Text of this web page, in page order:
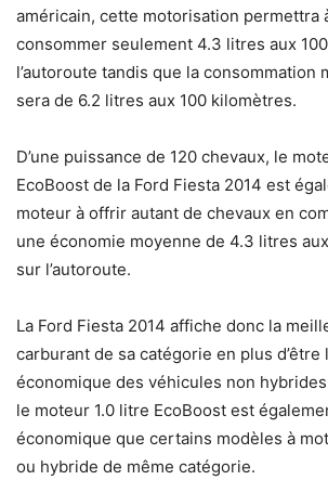
américain, cette motorisation permettra
consommer seulement 4.3 litres aux
l’autoroute tandis que la consommation
sera de 6.2 litres aux 100 kilomètres.
D’une puissance de 120 chevaux, le
EcoBoost de la Ford Fiesta 2014 est
moteur à offrir autant de chevaux en
une économie moyenne de 4.3 litres
sur l’autoroute.
La Ford Fiesta 2014 affiche donc la
carburant de sa catégorie en plus d’être
économique des véhicules non
le moteur 1.0 litre EcoBoost est
économique que certains modèles à
ou hybride de même catégorie.